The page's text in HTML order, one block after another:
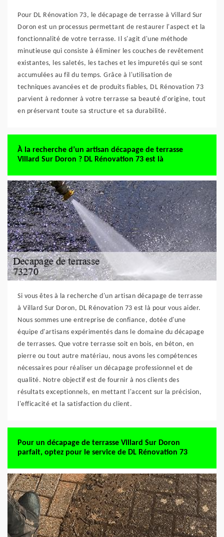
Pour DL Rénovation 73, le décapage de terrasse à Villard Sur
Doron est un processus permettant de restaurer l'aspect et la
fonctionnalité de votre terrasse. Il s'agit d'une méthode
minutieuse qui consiste à éliminer les couches de revêtement
existantes, les saletés, les taches et les impuretés qui se sont
accumulées au fil du temps. Grâce à l'utilisation de
techniques avancées et de produits fiables, DL Rénovation 73
parvient à redonner à votre terrasse sa beauté d'origine, tout
en préservant toute sa structure et sa durabilité.
À la recherche d’un artisan décapage de terrasse
Villard Sur Doron ? DL Rénovation 73 est là
Si vous êtes à la recherche d'un artisan décapage de terrasse
à Villard Sur Doron, DL Rénovation 73 est là pour vous aider.
Nous sommes une entreprise de confiance, dotée d'une
équipe d'artisans expérimentés dans le domaine du décapage
de terrasses. Que votre terrasse soit en bois, en béton, en
pierre ou tout autre matériau, nous avons les compétences
nécessaires pour réaliser un décapage professionnel et de
qualité. Notre objectif est de fournir à nos clients des
résultats exceptionnels, en mettant l'accent sur la précision,
l'efficacité et la satisfaction du client.
Pour un décapage de terrasse Villard Sur Doron
parfait, optez pour le service de DL Rénovation 73